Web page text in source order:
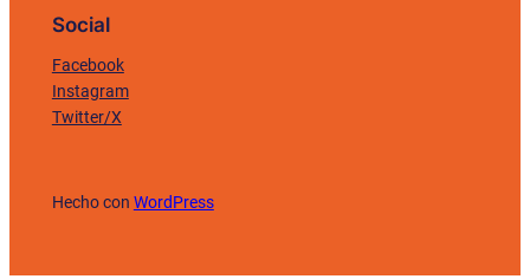
Social
Facebook
Instagram
Twitter/X
Hecho con WordPress